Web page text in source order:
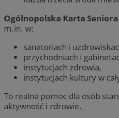
Ogólnopolska Karta Seniora
m.in. w:
sanatoriach i
przychodniach i
instytucjach zdrowia,
instytucjach kultury w
To realna pomoc dla osób
aktywność i zdrowie.